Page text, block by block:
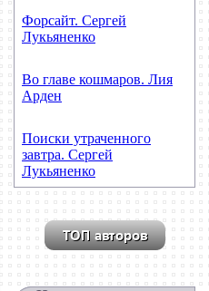
Форсайт. Сергей
Лукьяненко
Во главе кошмаров. Лия
Арден
Поиски утраченного
завтра. Сергей
Лукьяненко